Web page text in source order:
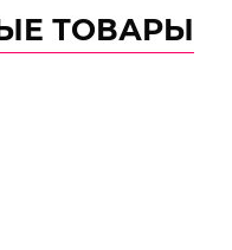
ТОВАРЫ